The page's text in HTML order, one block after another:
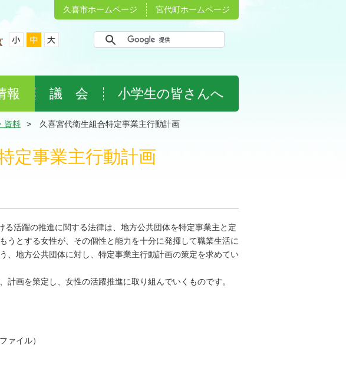
久喜市ホームページ 宮代町ホームページ
報 議 会 小学生の皆さんへ
資料 久喜宮代衛生組合特定事業主行動計画
定事業主行動計画
活躍の推進に関する法律は、地方公共団体を特定事業主と定
うとする女性が、その個性と能力を十分に発揮して職業生活に
、地方公共団体に対し、特定事業主行動計画の策定を求めてい
画を策定し、女性の活躍推進に取り組んでいくものです。
ァイル）